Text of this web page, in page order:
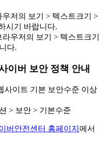
저의 보기 > 텍스트크기 >
시기 바랍니다.
우저의 보기 > 텍스트크기
다.
이버 보안 정책 안내
사이트 기본 보안수준 이상
> 보안 > 기본수준
버안전센터 홈페이지 에서